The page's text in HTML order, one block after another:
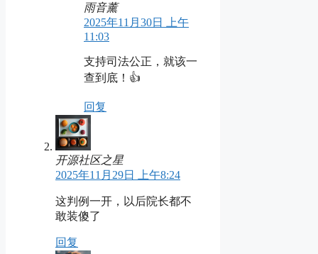
雨音薰
2025年11月30日 上午
11:03
支持司法公正，就该一
查到底！👍
回复
开源社区之星
2025年11月29日 上午8:24
这判例一开，以后院长都不
敢装傻了
回复